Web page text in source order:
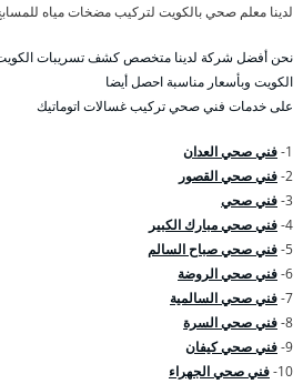
لدينا معلم صحي بالكويت لتركيب مضخات مياه للمسابح
نحن أفضل شركة لدينا متخصص كشف تسريبات
الكويت وبأسعار مناسبة احصل أيضا
على خدمات فني صحي تركيب غسالات اتوماتيك
1- فني صحي العدان
2- فني صحي القصور
3- فني صحي
4- فني صحي مبارك الكبير
5- فني صحي صباح السالم
6- فني صحي الروضة
7- فني صحي السالمية
8- فني صحي السرة
9- فني صحي كيفان
10- فني صحي الجهراء